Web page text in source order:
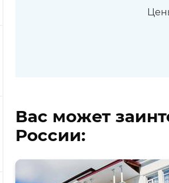
Вас может
России: